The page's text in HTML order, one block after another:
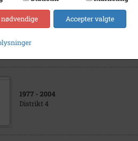
1985- 1986
1977 - 2004
Distrikt 4
Accepter valgte